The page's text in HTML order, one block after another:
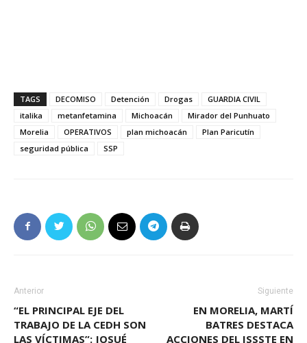
TAGS DECOMISO Detención Drogas
GUARDIA CIVIL
italika
metanfetamina Michoacán
Mirador del Punhuato
Morelia
OPERATIVOS plan michoacán
Plan Paricutín
seguridad pública
SSP
Anterior
“EL PRINCIPAL EJE DEL
TRABAJO DE LA CEDH SON
LAS VÍCTIMAS”: JOSUÉ
Siguiente
EN MORELIA, MARTÍ
BATRES DESTACA
ACCIONES DEL ISSSTE EN